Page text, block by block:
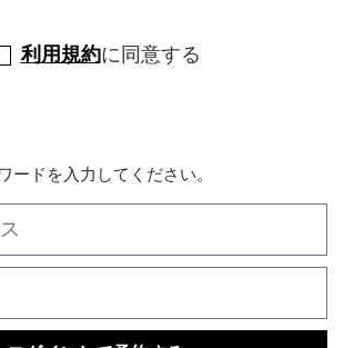
利用規約に同意する
ードを入力してください。